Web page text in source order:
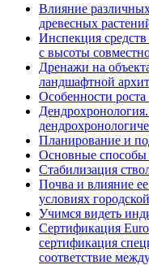
Влияние
древесных
Инспекция
с высоты
Дренажи на
ландшафтной
Особенности роста
Планирование и
Основные способы
Стабилизация
Почва и влияние
условиях
Учимся видеть
Сертификация
сертификация
соответствие